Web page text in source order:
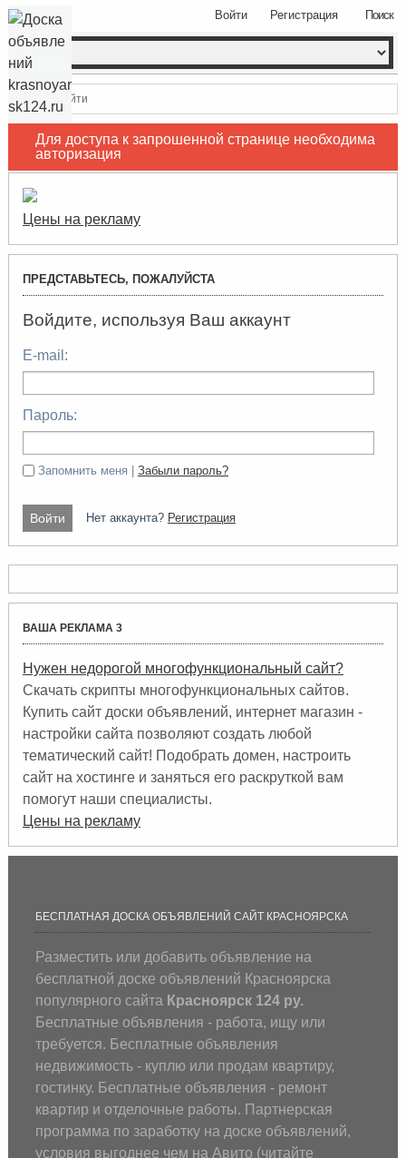
Поиск
Войти Регистрация
Войти
Для доступа к запрошенной странице необходима
авторизация
Цены на рекламу
ПРЕДСТАВЬТЕСЬ, ПОЖАЛУЙСТА
Войдите, используя Ваш аккаунт
E-mail:
Пароль:
Запомнить меня | Забыли пароль?
Нет аккаунта? Регистрация
ВАША РЕКЛАМА 3
Нужен недорогой многофункциональный сайт?
Скачать скрипты многофункциональных сайтов.
Купить сайт доски объявлений, интернет магазин -
настройки сайта позволяют создать любой
тематический сайт! Подобрать домен, настроить
сайт на хостинге и заняться его раскруткой вам
помогут наши специалисты.
Цены на рекламу
БЕСПЛАТНАЯ ДОСКА ОБЪЯВЛЕНИЙ САЙТ КРАСНОЯРСКА
Разместить или добавить объявление на
бесплатной доске объявлений Красноярска
популярного сайта Красноярск 124 ру.
Бесплатные объявления - работа, ищу или
требуется. Бесплатные объявления
недвижимость - куплю или продам квартиру,
гостинку. Бесплатные объявления - ремонт
квартир и отделочные работы. Партнерская
программа по заработку на доске объявлений,
условия выгоднее чем на Авито (читайте